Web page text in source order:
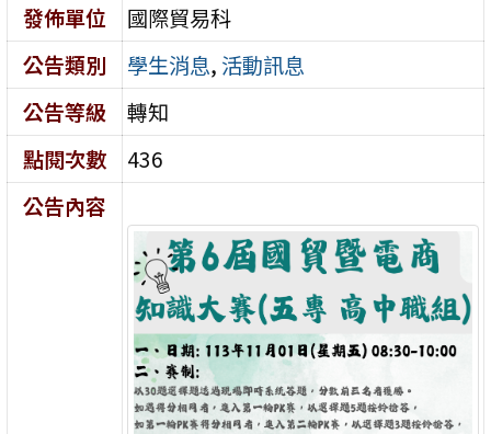
發佈單位
國際貿易科
公告類別
學生消息, 活動訊息
公告等級
轉知
點閱次數
436
公告內容